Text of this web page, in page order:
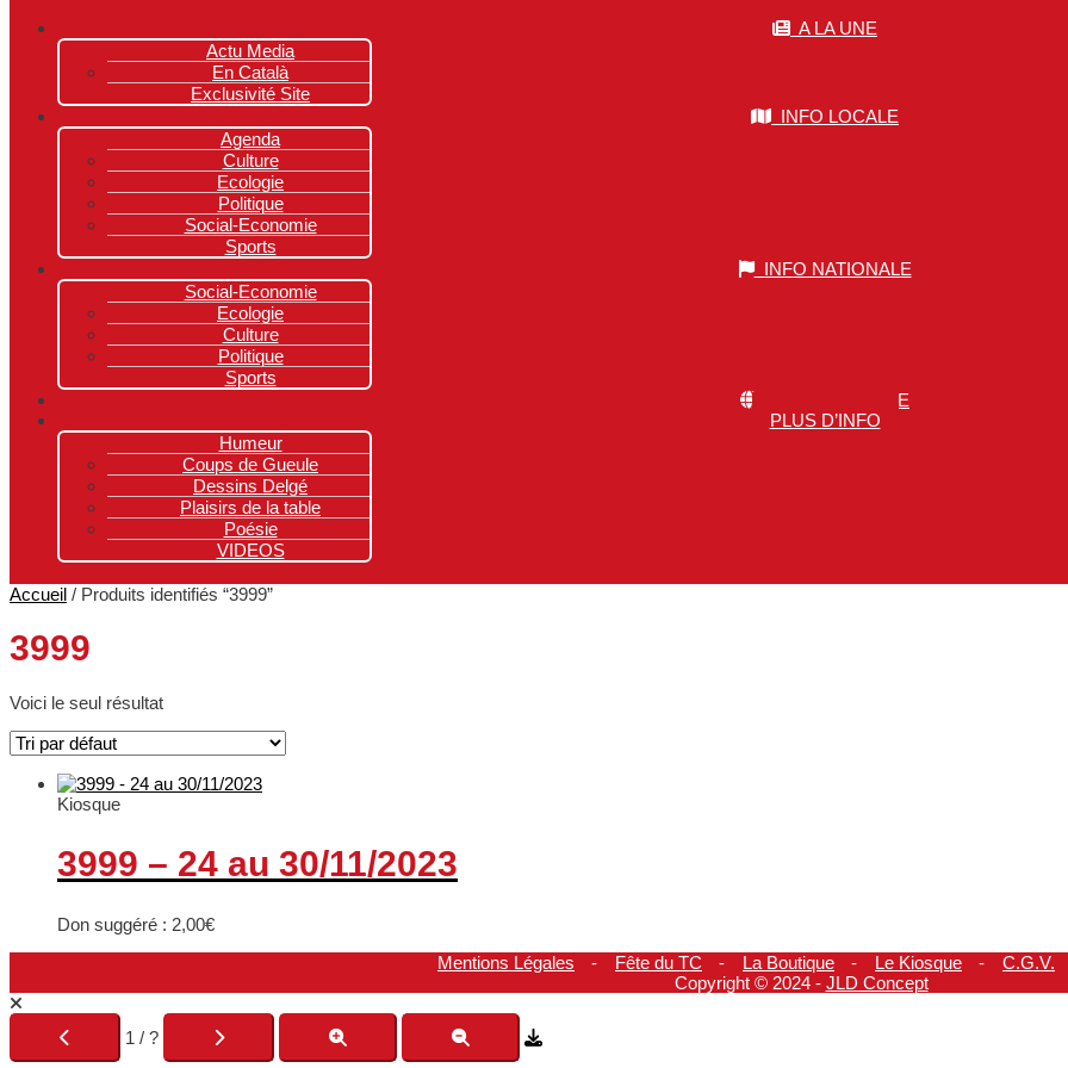
A LA UNE
Actu Media
En Català
Exclusivité Site
INFO LOCALE
Agenda
Culture
Ecologie
Politique
Social-Economie
Sports
INFO NATIONALE
Social-Economie
Ecologie
Culture
Politique
Sports
INFO MONDIALE
PLUS D’INFO
Humeur
Coups de Gueule
Dessins Delgé
Plaisirs de la table
Poésie
VIDEOS
Accueil / Produits identifiés “3999”
3999
Voici le seul résultat
Kiosque
3999 – 24 au 30/11/2023
Don suggéré : 2,00€
Mentions Légales
Fête du TC La Boutique Le Kiosque C.G.V.
Copyright © 2024 - JLD Concept
1 / ?